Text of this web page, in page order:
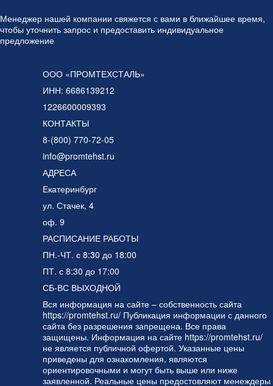
Менеджер нашей компании свяжется с вами в ближайшее время,
чтобы уточнить запрос и предоставить индивидуальное
предложение
ООО «ПРОМТЕХСТАЛЬ»
ИНН: 6686139212
1226600009393
КОНТАКТЫ
8-(800) 770-72-05
info@promtehst.ru
АДРЕСА
Екатеринбург
ул. Стачек, 4
оф. 9
РАСПИСАНИЕ РАБОТЫ
ПН.-ЧТ. с 8:30 до 18:00
ПТ. с 8:30 до 17:00
СБ-ВС ВЫХОДНОЙ
Вся информация на сайте – собственность сайта
https://promtehst.ru/ Публикация информации с данного
сайта без разрешения запрещена. Все права
защищены. Информация на сайте https://promtehst.ru/
не является публичной офертой. Указанные цены
приведены для ознакомления, являются
ориентировочными и могут быть выше или ниже
заявленной. Реальные цены предостовляют менеждеры